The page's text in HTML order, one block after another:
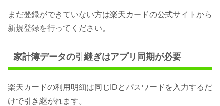
まだ登録ができていない方は楽天カードの公式サイトから
新規登録を行ってください。
家計簿データの引継ぎはアプリ同期が必要
楽天カードの利用明細は同じIDとパスワードを入力するだ
けで引き継がれます。